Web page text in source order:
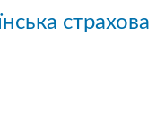
страхова